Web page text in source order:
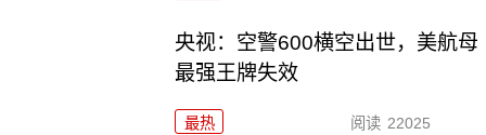
央视：空警600横空出世，美航母
最强王牌失效
最热 阅读 22025